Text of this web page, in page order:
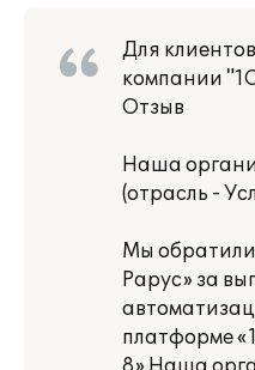
Для
компании
Отзыв
Наша
(отрасль -
Мы
Рарус» за
платформе